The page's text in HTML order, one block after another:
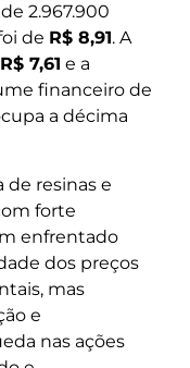
2.967.900
de R$ 8,91. A
R$ 7,61 e a
financeiro de
a décima
de resinas e
forte
enfrentado
dos preços
mas
e
nas ações